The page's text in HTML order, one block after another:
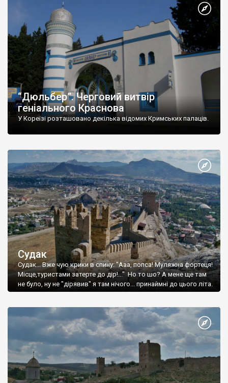
“Дюльбер”. Черговий витвір
геніального Краснова
У Кореїзі розташовано декілька відомих Кримських палаців.
Судак
Судак... Вже чую крики в спину: "Ааа, попса! Муляжна фортеця!
Місце,туристами затерте до дір!..." Но то шо? А мене ще там
не було, ну не "дірявив" я там нічого... принаймні до цього літа.